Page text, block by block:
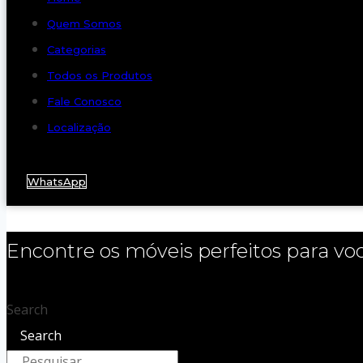
Quem Somos
Categorias
Todos os Produtos
Fale Conosco
Localização
WhatsApp
Encontre os móveis perfeitos para
Search
Search